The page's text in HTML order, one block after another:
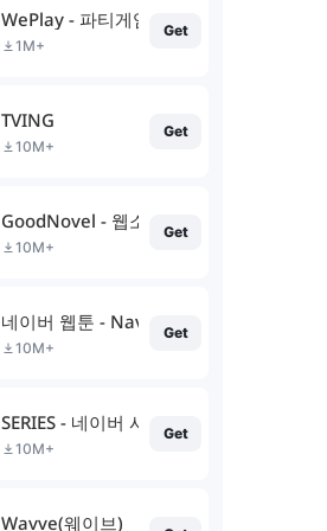
WePlay - 파티게임
1M+
Get
TVING
10M+
Get
GoodNovel - 웹소설
10M+
Get
네이버 웹툰 - Naver Webtoon
10M+
Get
SERIES - 네이버 시리즈
10M+
Get
Wavve(웨이브)